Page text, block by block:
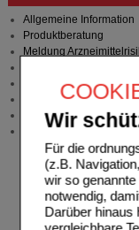
Wir
Für die
(z.B.
wir so
notwendig,
Darüber hinaus
Allgemeine Information
Produktberatung
Meldung
Angebote & Downloads
Newsletter
Neukundenprämie
Stellenangebote